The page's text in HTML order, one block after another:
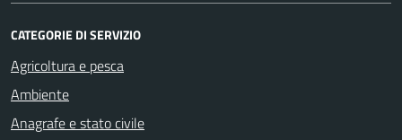
CATEGORIE DI SERVIZIO
Agricoltura e pesca
Ambiente
Anagrafe e stato civile